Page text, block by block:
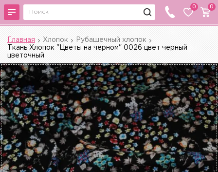
0 0
Главная Хлопок
Рубашечный хлопок
Ткань Хлопок "Цветы на черном" 0026 цвет черный
цветочный